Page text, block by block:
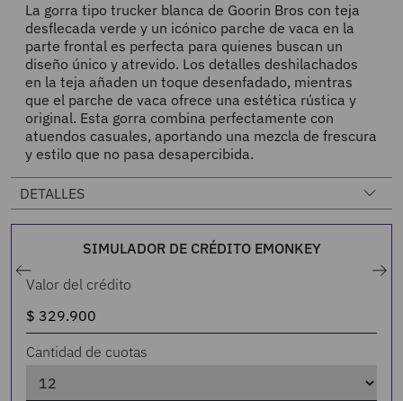
La gorra tipo trucker blanca de Goorin Bros con teja
desflecada verde y un icónico parche de vaca en la
parte frontal es perfecta para quienes buscan un
diseño único y atrevido. Los detalles deshilachados
en la teja añaden un toque desenfadado, mientras
que el parche de vaca ofrece una estética rústica y
original. Esta gorra combina perfectamente con
atuendos casuales, aportando una mezcla de frescura
y estilo que no pasa desapercibida.
DETALLES
SIMULADOR DE CRÉDITO EMONKEY
Valor del crédito
Cantidad de cuotas